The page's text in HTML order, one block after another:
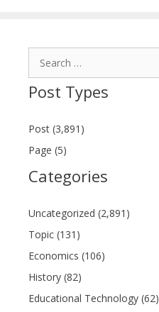
Post Types
Post (3,891)
Page (5)
Categories
Uncategorized (2,891)
Topic (131)
Economics (106)
History (82)
Educational Technology (62)